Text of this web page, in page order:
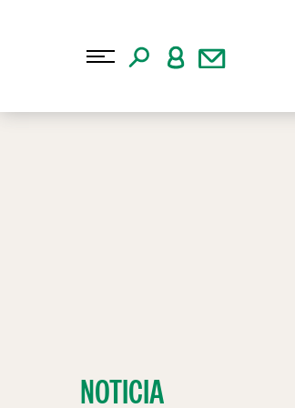
NOTICIA